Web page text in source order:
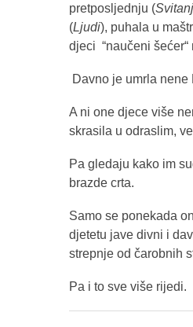
pretposljednju (
(Ljudi), puhala u
djeci “naučeni šećer“
Davno je umrla nene
A ni one djece više
skrasila u odraslim,
Pa gledaju kako im
brazde crta.
Samo se ponekada
djetetu jave divni i
strepnje od čarobnih
Pa i to sve više rijedi.